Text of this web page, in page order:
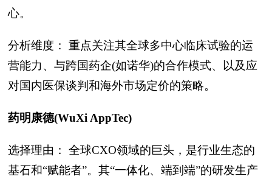
心。
分析维度： 重点关注其全球多中心临床试验的运
营能力、与跨国药企(如诺华)的合作模式、以及应
对国内医保谈判和海外市场定价的策略。
药明康德(WuXi AppTec)
选择理由： 全球CXO领域的巨头，是行业生态的
基石和“赋能者”。其“一体化、端到端”的研发生产